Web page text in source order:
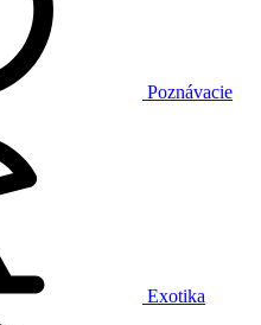
Poznávacie
Exotika